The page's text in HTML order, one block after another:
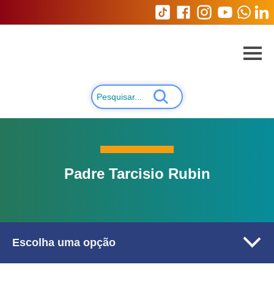
Padre Tarcisio Rubin
Escolha uma opção